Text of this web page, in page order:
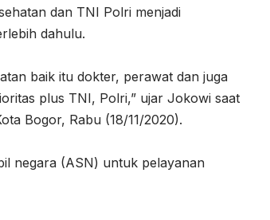
dan TNI Polri menjadi
dahulu.
baik itu dokter, perawat dan juga
plus TNI, Polri,” ujar Jokowi saat
Bogor, Rabu (18/11/2020).
negara (ASN) untuk pelayanan